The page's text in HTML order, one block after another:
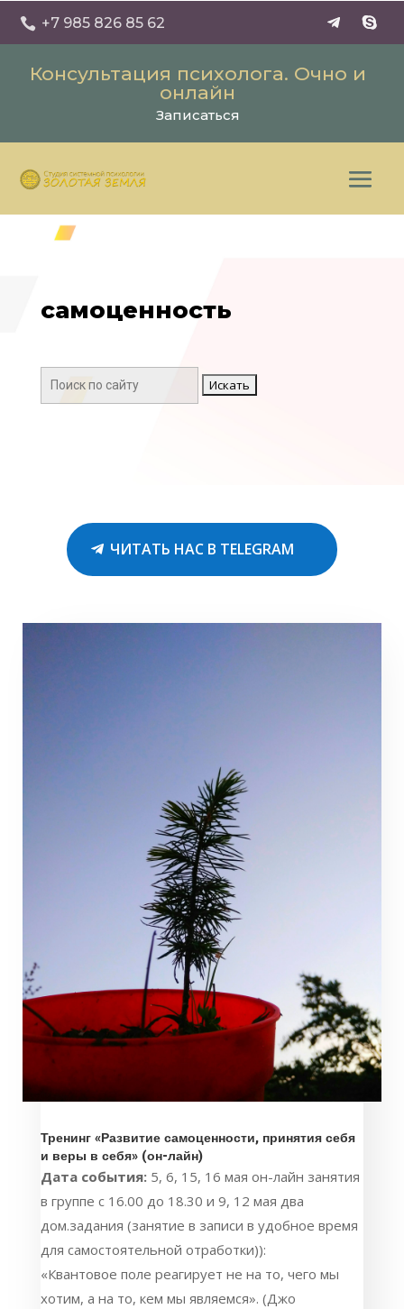
 +7 985 826 85 62
Консультация психолога. Очно и
онлайн
Записаться
самоценность
Поиск:
ЧИТАТЬ НАС В TELEGRAM
Тренинг «Развитие самоценности, принятия себя
и веры в себя» (он-лайн)
Дата события: 5, 6, 15, 16 мая он-лайн занятия
в группе с 16.00 до 18.30 и 9, 12 мая два
дом.задания (занятие в записи в удобное время
для самостоятельной отработки)):
«Квантовое поле реагирует не на то, чего мы
хотим, а на то, кем мы являемся». (Джо